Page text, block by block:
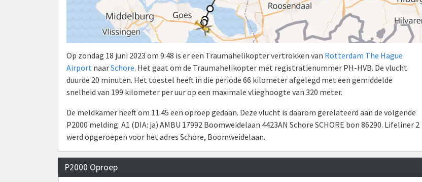
Op zondag 18 juni 2023 om 9:48 is er een Traumahelikopter vertrokken van Rotterdam The Hague
Airport naarSchore. Het gaat om de Traumahelikopter met registratienummer PH-HVB. De vlucht
duurde 20 minuten. Het toestel heeft in die periode 66 kilometer afgelegd met een gemiddelde
snelheid van 199 kilometer per uur op een maximale vlieghoogte van 320 meter.
De meldkamer heeft om 11:45 een oproep gedaan. Deze vlucht is daarom gerelateerd aan de volgende
P2000 melding: A1 (DIA: ja) AMBU 17992 Boomweidelaan 4423AN Schore SCHORE bon 86290. Lifeliner 2
werd opgeroepen voor het adres Schore, Boomweidelaan.
P2000 Oproep